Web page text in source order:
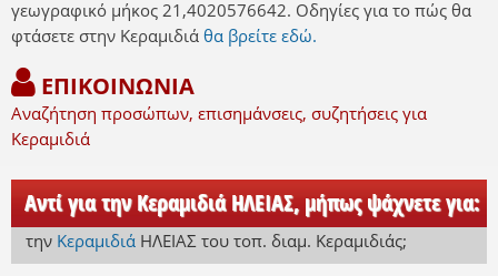
γεωγραφικό μήκος 21,4020576642. Οδηγίες για το πώς θα
φτάσετε στην Κεραμιδιά θα βρείτε εδώ.
ΕΠΙΚΟΙΝΩΝΙΑ
Αναζήτηση προσώπων, επισημάνσεις, συζητήσεις για
Κεραμιδιά
Αντί για την Κεραμιδιά ΗΛΕΙΑΣ, μήπως ψάχνετε για:
την Κεραμιδιά ΗΛΕΙΑΣ του τοπ. διαμ. Κεραμιδιάς;